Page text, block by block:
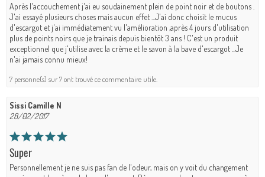
Après l'accouchement j'ai eu soudainement plein de point noir et de boutons .
J'ai essayé plusieurs choses mais aucun effet ...J'ai donc choisit le mucus
d'escargot et j'ai immédiatement vu l'amélioration ,après 4 jours d'utilisation
plus de points noirs que je trainais depuis bientôt 3 ans ! C'est un produit
exceptionnel que j'utilise avec la crème et le savon à la bave d'escargot ...Je
n'ai jamais connu mieux!
7 personne(s) sur 7 ont trouvé ce commentaire utile.
Sissi Camille N
28/02/2017
Super
Personnellement je ne suis pas fan de l'odeur, mais on y voit du changement